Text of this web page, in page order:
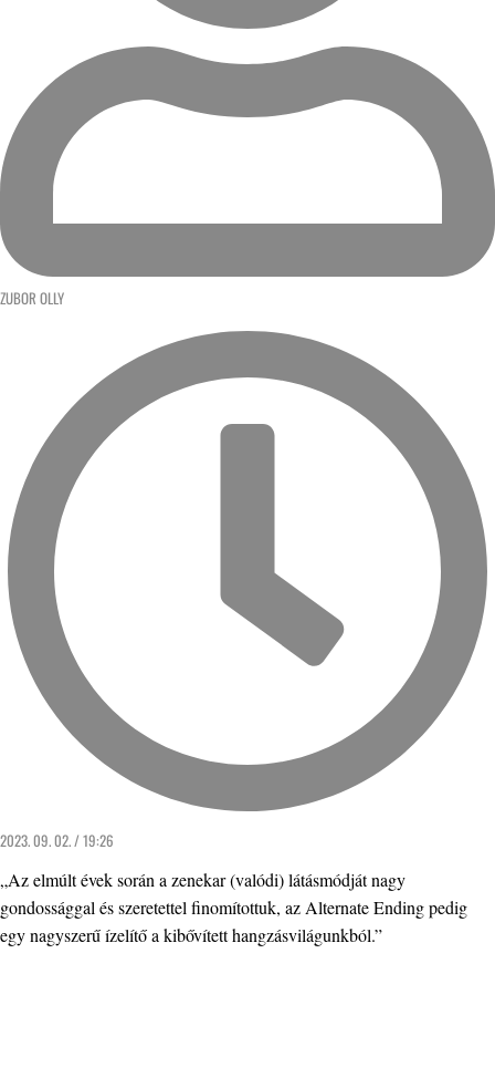
ZUBOR OLLY
2023. 09. 02. / 19:26
„Az elmúlt évek során a zenekar (valódi) látásmódját nagy
gondossággal és szeretettel finomítottuk, az Alternate Ending pedig
egy nagyszerű ízelítő a kibővített hangzásvilágunkból.”